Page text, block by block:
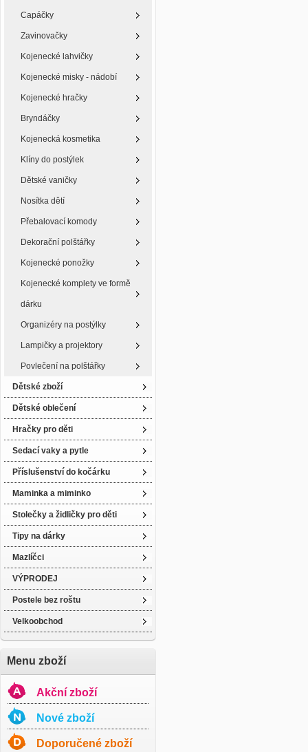
Capáčky
Zavinovačky
Kojenecké lahvičky
Kojenecké misky - nádobí
Kojenecké hračky
Bryndáčky
Kojenecká kosmetika
Klíny do postýlek
Dětské vaničky
Nosítka dětí
Přebalovací komody
Dekorační polštářky
Kojenecké ponožky
Kojenecké komplety ve formě
dárku
Organizéry na postýlky
Lampičky a projektory
Povlečení na polštářky
Dětské zboží
Dětské oblečení
Hračky pro děti
Sedací vaky a pytle
Příslušenství do kočárku
Maminka a miminko
Stolečky a židličky pro děti
Tipy na dárky
Mazlíčci
VÝPRODEJ
Postele bez roštu
Velkoobchod
Menu zboží
Akční zboží
Nové zboží
Doporučené zboží